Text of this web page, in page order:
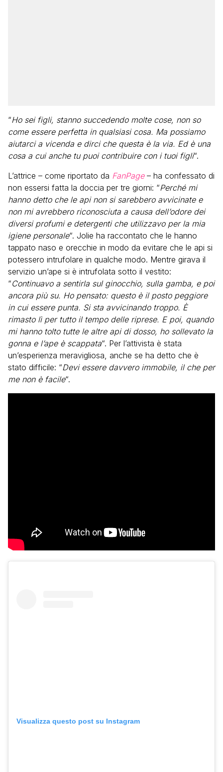
“Ho sei figli, stanno succedendo molte cose, non so
come essere perfetta in qualsiasi cosa. Ma possiamo
aiutarci a vicenda e dirci che questa è la via. Ed è una
cosa a cui anche tu puoi contribuire con i tuoi figli“.
L’attrice – come riportato da FanPage– ha confessato di
non essersi fatta la doccia per tre giorni: “Perché mi
hanno detto che le api non si sarebbero avvicinate e
non mi avrebbero riconosciuta a causa dell’odore dei
diversi profumi e detergenti che utilizzavo per la mia
igiene personale“. Jolie ha raccontato che le hanno
tappato naso e orecchie in modo da evitare che le api si
potessero intrufolare in qualche modo. Mentre girava il
servizio un’ape si è intrufolata sotto il vestito:
“Continuavo a sentirla sul ginocchio, sulla gamba, e poi
ancora più su. Ho pensato: questo è il posto peggiore
in cui essere punta. Si sta avvicinando troppo. È
rimasto lì per tutto il tempo delle riprese. E poi, quando
mi hanno tolto tutte le altre api di dosso, ho sollevato la
gonna e l’ape è scappata“. Per l’attivista è stata
un’esperienza meravigliosa, anche se ha detto che è
stato difficile: “Devi essere davvero immobile, il che per
me non è facile“.
Visualizza questo post su Instagram